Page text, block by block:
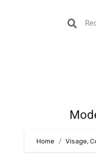
Home Visage,